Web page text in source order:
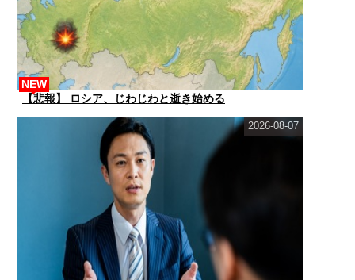
【悲報】 ロシア、じわじわと逝き始める
NEW
2026-08-07